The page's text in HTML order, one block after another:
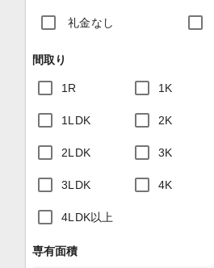
礼金なし
間取り
1R 1K
1LDK 2K
2LDK 3K
3LDK 4K
4LDK以上
専有面積